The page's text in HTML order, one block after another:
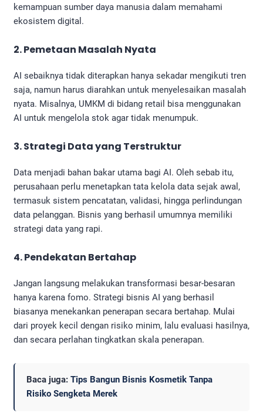
kemampuan sumber daya manusia dalam memahami
ekosistem digital.
2. Pemetaan Masalah Nyata
AI sebaiknya tidak diterapkan hanya sekadar mengikuti tren
saja, namun harus diarahkan untuk menyelesaikan masalah
nyata. Misalnya, UMKM di bidang retail bisa menggunakan
AI untuk mengelola stok agar tidak menumpuk.
3. Strategi Data yang Terstruktur
Data menjadi bahan bakar utama bagi AI. Oleh sebab itu,
perusahaan perlu menetapkan tata kelola data sejak awal,
termasuk sistem pencatatan, validasi, hingga perlindungan
data pelanggan. Bisnis yang berhasil umumnya memiliki
strategi data yang rapi.
4. Pendekatan Bertahap
Jangan langsung melakukan transformasi besar-besaran
hanya karena fomo. Strategi bisnis AI yang berhasil
biasanya menekankan penerapan secara bertahap. Mulai
dari proyek kecil dengan risiko minim, lalu evaluasi hasilnya,
dan secara perlahan tingkatkan skala penerapan.
Baca juga: Tips Bangun Bisnis Kosmetik Tanpa
Risiko Sengketa Merek